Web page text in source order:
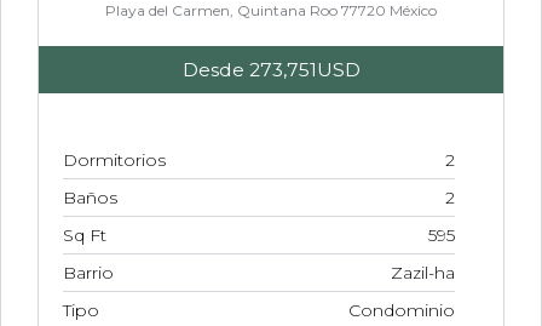
Playa del Carmen, Quintana Roo 77720 México
Desde 273,751USD
Dormitorios
2
Baños
2
Sq Ft
595
Barrio
Zazil-ha
Tipo
Condominio